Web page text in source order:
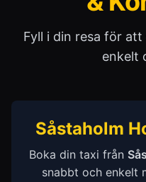
Fyll i din resa för
enkelt
Såstaholm
Boka din taxi från
snabbt och enkelt